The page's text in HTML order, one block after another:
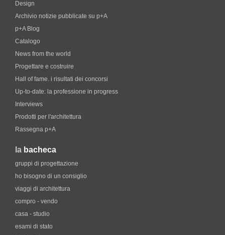
Design
Archivio notizie pubblicate su p+A
p+A Blog
Catalogo
News from the world
Progettare e costruire
Hall of fame. i risultati dei concorsi
Up-to-date: la professione in progress
Interviews
Prodotti per l'architettura
Rassegna p+A
la bacheca
gruppi di progettazione
ho bisogno di un consiglio
viaggi di architettura
compro - vendo
casa - studio
esami di stato